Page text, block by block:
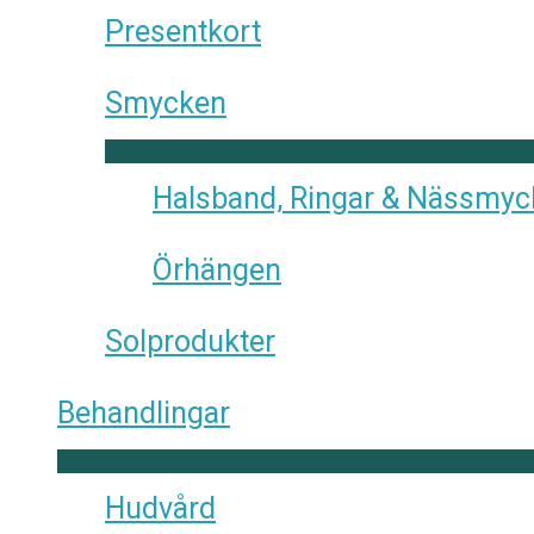
Presentkort
Smycken
Halsband, Ringar &
Örhängen
Solprodukter
Behandlingar
Hudvård